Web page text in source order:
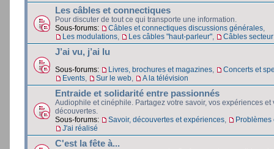
Les câbles et connectiques
Pour discuter de tout ce qui transporte une information.
Sous-forums:
Câbles et connectiques discussions générales
Les modulations
Les câbles "haut-parleur" Câbles
J’ai vu, j’ai lu
Sous-forums: Livres, brochures et magazines
Concerts et
Events
Sur le web A la télévision
Entraide et solidarité entre passionnés
Audiophile et cinéphile. Partagez votre savoir, vos expériences et
découvertes.
Sous-forums:
Savoir, découvertes et expériences
Problèmes
J'ai réalisé
C'est la fête à...